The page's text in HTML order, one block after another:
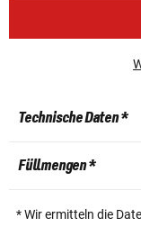
Technische Daten *
Füllmengen *
* Wir ermitteln die